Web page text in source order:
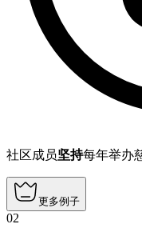
社区成员坚持每年举办
更多例子
02